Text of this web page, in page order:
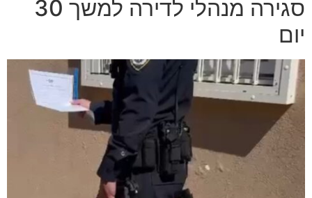
סגירה מנהלי לדירה למשך 30
יום